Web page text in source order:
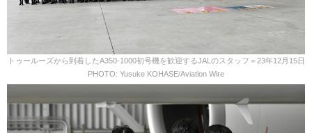
トゥールーズから到着したA350-1000初号機を歓迎するJALのスタッフ＝23年12月15日
PHOTO: Yusuke KOHASE/Aviation Wire